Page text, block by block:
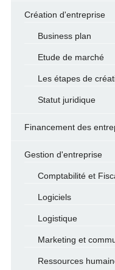
Création d'entreprise
Business plan
Etude de marché
Les étapes de
Statut juridique
Financement des
Gestion d'entreprise
Comptabilité et
Logiciels
Logistique
Marketing et
Ressources